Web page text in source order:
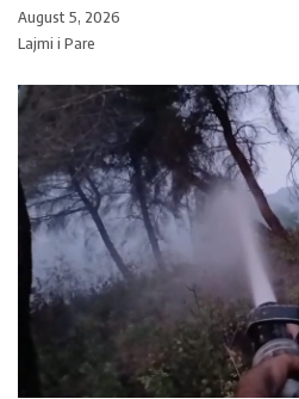
August 5, 2026
Lajmi i Pare